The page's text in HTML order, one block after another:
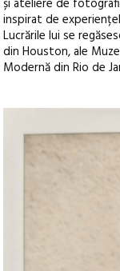
și ateliere de
inspirat de
Lucrările lui se
din Houston, ale
Modernă din Rio de